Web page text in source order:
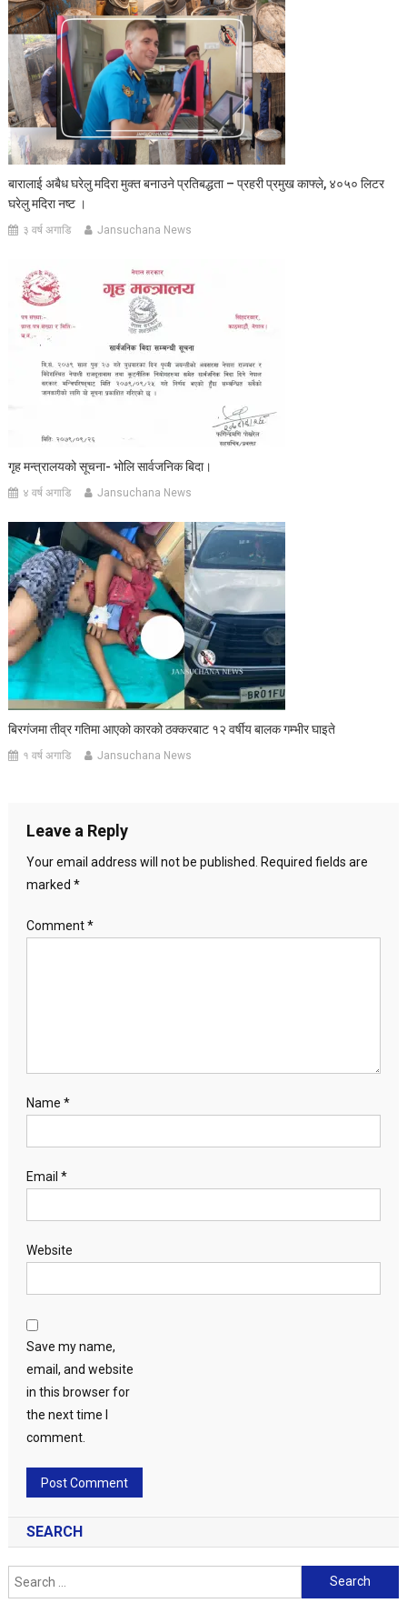
बारालाई अबैध घरेलु मदिरा मुक्त बनाउने प्रतिबद्धता – प्रहरी प्रमुख काफ्ले, ४०५० लिटर
घरेलु मदिरा नष्ट ।
३ वर्ष अगाडि Jansuchana News
गृह मन्त्रालयको सूचना- भोलि सार्वजनिक बिदा।
४ वर्ष अगाडि Jansuchana News
बिरगंजमा तीव्र गतिमा आएको कारको ठक्करबाट १२ वर्षीय बालक गम्भीर घाइते
१ वर्ष अगाडि Jansuchana News
Leave a Reply
Your email address will not be published.
Required fields are
marked *
Comment*
Name *
Email *
Website
Save my name,
email, and website
in this browser for
the next time I
comment.
SEARCH
Search
for: